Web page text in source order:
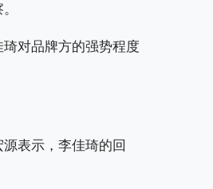
对品牌方的强势程度
表示，李佳琦的回